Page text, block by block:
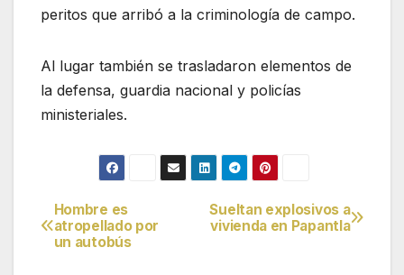
peritos que arribó a la criminología de campo.
Al lugar también se trasladaron elementos de
la defensa, guardia nacional y policías
ministeriales.
Navegación
de
Sueltan explosivos a
vivienda en Papantla
Hombre es
atropellado por
un autobús